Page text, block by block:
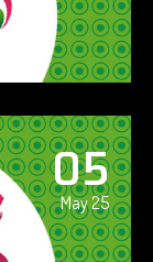
05
May 25